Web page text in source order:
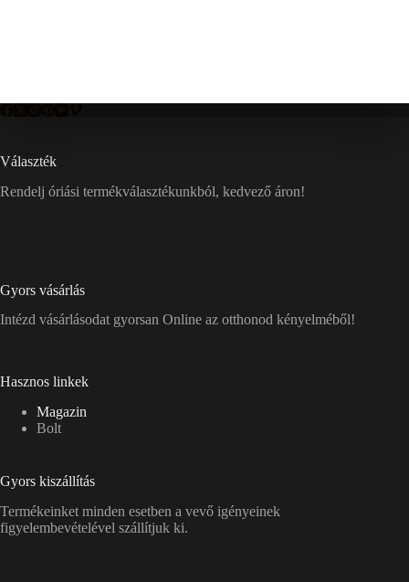
Választék
Rendelj óriási termékválasztékunkból, kedvező áron!
Gyors vásárlás
Intézd vásárlásodat gyorsan Online az otthonod kényelméből!
Hasznos linkek
Magazin
Bolt
Gyors kiszállítás
Termékeinket minden esetben a vevő igényeinek
figyelembevételével szállítjuk ki.